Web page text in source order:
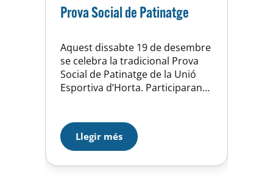
Prova Social de Patinatge
Aquest dissabte 19 de desembre
se celebra la tradicional Prova
Social de Patinatge de la Unió
Esportiva d’Horta. Participaran
Donada la prohibició d’accés al
públic per poder veure en
directe la proba, el Club ha
organitzat la retransmisió de la
Llegir més